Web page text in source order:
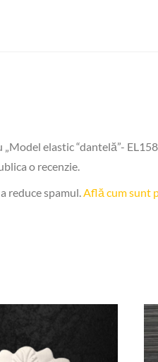
elastic “dantelă”-
o recenzie.
reduce spamul.Află cum sunt